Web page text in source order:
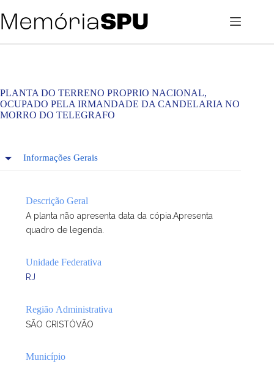
para
o
PLANTA DO TERRENO PROPRIO NACIONAL,
OCUPADO PELA IRMANDADE DA CANDELARIA NO
MORRO DO TELEGRAFO
Informações Gerais
Descrição Geral
A planta não apresenta data da cópia.Apresenta
quadro de legenda.
Unidade Federativa
RJ
Região Administrativa
SÃO CRISTÓVÃO
Município